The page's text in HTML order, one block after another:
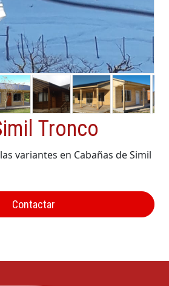
Tronco
variantes en Cabañas de Simil
Contactar